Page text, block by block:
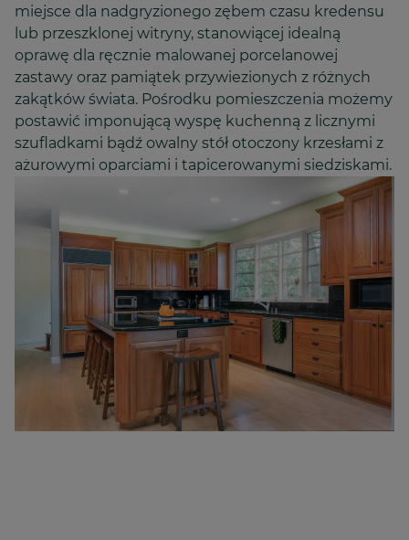
miejsce dla nadgryzionego zębem czasu kredensu
lub przeszklonej witryny, stanowiącej idealną
oprawę dla ręcznie malowanej porcelanowej
zastawy oraz pamiątek przywiezionych z różnych
zakątków świata. Pośrodku pomieszczenia możemy
postawić imponującą wyspę kuchenną z licznymi
szufladkami bądź owalny stół otoczony krzesłami z
ażurowymi oparciami i tapicerowanymi siedziskami.